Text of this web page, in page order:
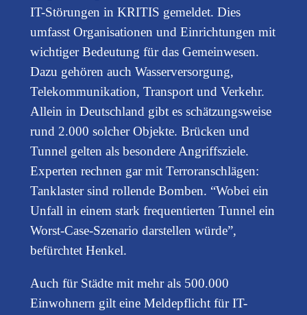
IT-Störungen in KRITIS gemeldet. Dies
umfasst Organisationen und Einrichtungen mit
wichtiger Bedeutung für das Gemeinwesen.
Dazu gehören auch Wasserversorgung,
Telekommunikation, Transport und Verkehr.
Allein in Deutschland gibt es schätzungsweise
rund 2.000 solcher Objekte. Brücken und
Tunnel gelten als besondere Angriffsziele.
Experten rechnen gar mit Terroranschlägen:
Tanklaster sind rollende Bomben. “Wobei ein
Unfall in einem stark frequentierten Tunnel ein
Worst-Case-Szenario darstellen würde”,
befürchtet Henkel.
Auch für Städte mit mehr als 500.000
Einwohnern gilt eine Meldepflicht für IT-